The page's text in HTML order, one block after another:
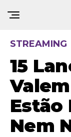
STREAMING
15
Estão
Nem